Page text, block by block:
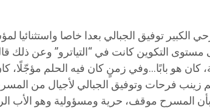
مستوى التكوين كانت في “التياترو” وعن
كان هو بابًا…وفي زمنٍ كان فيه الحلم مؤجّلًا،
فرحات وتوفيق الجبالي لأجيال من
المسرح موقف، حرية ومسؤولية وهو الأب